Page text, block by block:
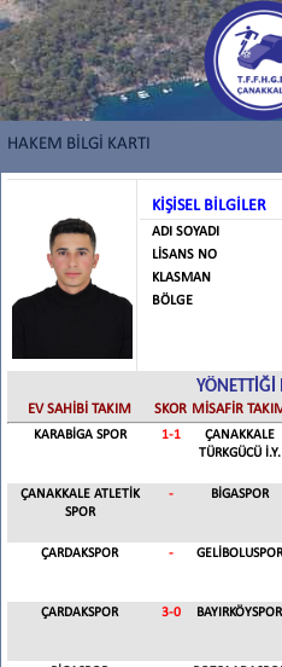
HAKEM BİLGİ KARTI
KİŞİSEL BİLGİLER
ADI SOYADI
LİSANS NO
KLASMAN
BÖLGE
YÖNETTİĞİ
EV SAHİBİ TAKIM SKOR MİSAFİR
KARABİGA SPOR
1-1
ÇANAKKALE
TÜRKGÜCÜ İ.Y.
ÇANAKKALE ATLETİK
SPOR
- BİGASPOR
ÇARDAKSPOR - GELİBOLUSPOR
ÇARDAKSPOR 3-0 BAYIRKÖYSPOR